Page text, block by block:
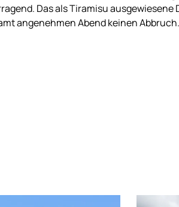
Das als Tiramisu
angenehmen Abend keinen Abbruch.